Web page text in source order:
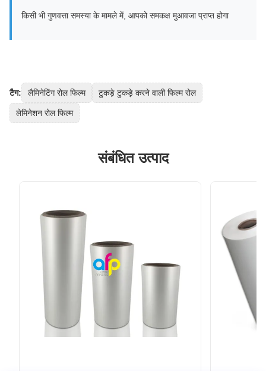
किसी भी गुणवत्ता समस्या के मामले में, आपको समकक्ष मुआवजा प्राप्त होगा
टैग: लैमिनेटिंग रोल फिल्म टुकड़े टुकड़े करने वाली फिल्म रोल
लेमिनेशन रोल फिल्म
संबंधित उत्पाद